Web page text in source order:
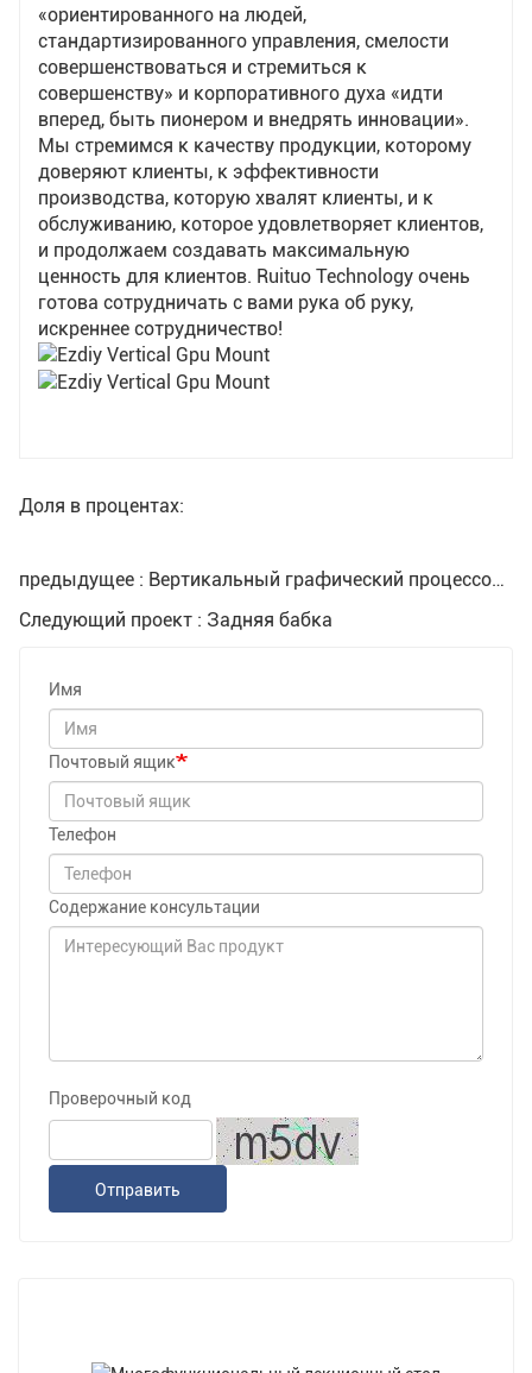
«ориентированного на людей,
стандартизированного управления, смелости
совершенствоваться и стремиться к
совершенству» и корпоративного духа «идти
вперед, быть пионером и внедрять инновации».
Мы стремимся к качеству продукции, которому
доверяют клиенты, к эффективности
производства, которую хвалят клиенты, и к
обслуживанию, которое удовлетворяет клиентов,
и продолжаем создавать максимальную
ценность для клиентов. Ruituo Technology очень
готова сотрудничать с вами рука об руку,
искреннее сотрудничество!
Доля в процентах:
предыдущее : Вертикальный графический процессор Pci 4.0
Следующий проект : Задняя бабка
Имя
Почтовый ящик
Телефон
Содержание консультации
Проверочный код
Отправить